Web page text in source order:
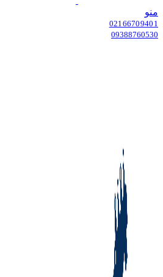
منو
02166709401
09388760530